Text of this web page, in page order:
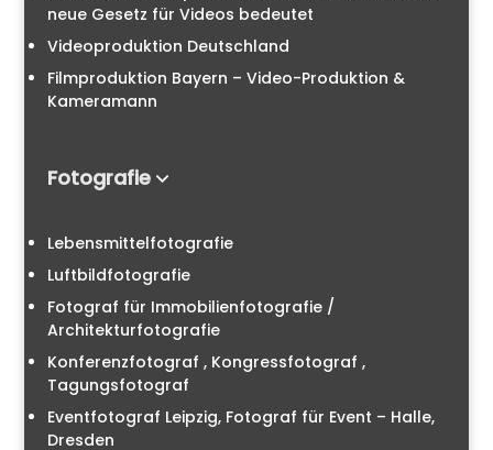
neue Gesetz für Videos bedeutet
Videoproduktion Deutschland
Filmproduktion Bayern – Video-Produktion &
Kameramann
Fotografie
Lebensmittelfotografie
Luftbildfotografie
Fotograf für Immobilienfotografie /
Architekturfotografie
Konferenzfotograf , Kongressfotograf ,
Tagungsfotograf
Eventfotograf Leipzig, Fotograf für Event – Halle,
Dresden